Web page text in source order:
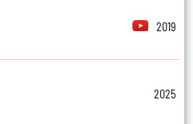
2019
2025